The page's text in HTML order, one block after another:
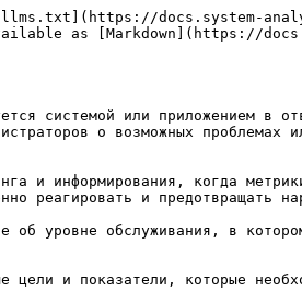
docs.system-
as [Markdown](https://
системой или приложением в
о возможных
и информирования, когда
реагировать и предотвращать
уровне обслуживания, в